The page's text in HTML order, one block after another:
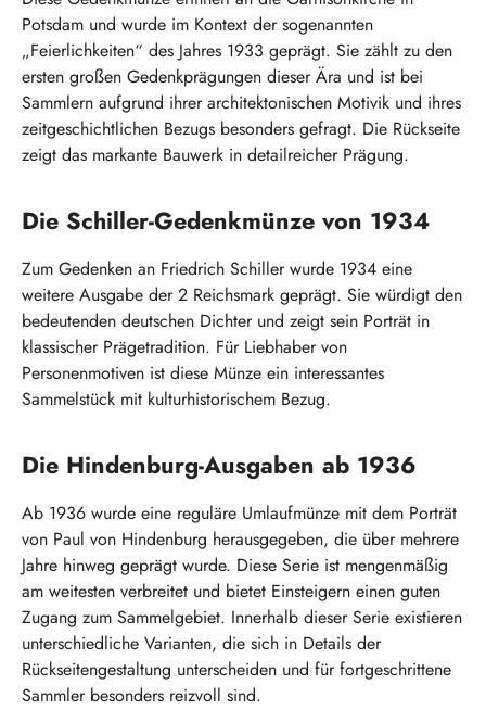
Potsdam und wurde im Kontext der sogenannten
„Feierlichkeiten“ des Jahres 1933 geprägt. Sie zählt zu den
ersten großen Gedenkprägungen dieser Ära und ist bei
Sammlern aufgrund ihrer architektonischen Motivik und ihres
zeitgeschichtlichen Bezugs besonders gefragt. Die Rückseite
zeigt das markante Bauwerk in detailreicher Prägung.
Die Schiller-Gedenkmünze von 1934
Zum Gedenken an Friedrich Schiller wurde 1934 eine
weitere Ausgabe der 2 Reichsmark geprägt. Sie würdigt den
bedeutenden deutschen Dichter und zeigt sein Porträt in
klassischer Prägetradition. Für Liebhaber von
Personenmotiven ist diese Münze ein interessantes
Sammelstück mit kulturhistorischem Bezug.
Die Hindenburg-Ausgaben ab 1936
Ab 1936 wurde eine reguläre Umlaufmünze mit dem Porträt
von Paul von Hindenburg herausgegeben, die über mehrere
Jahre hinweg geprägt wurde. Diese Serie ist mengenmäßig
am weitesten verbreitet und bietet Einsteigern einen guten
Zugang zum Sammelgebiet. Innerhalb dieser Serie existieren
unterschiedliche Varianten, die sich in Details der
Rückseitengestaltung unterscheiden und für fortgeschrittene
Sammler besonders reizvoll sind.